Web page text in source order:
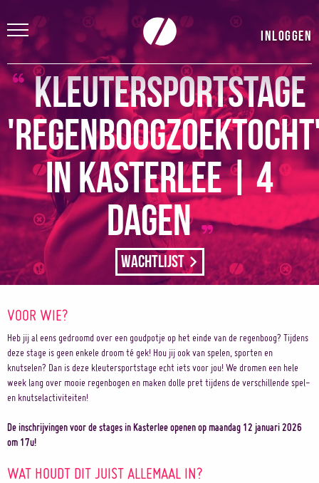
Inloggen
Kleutersportstage
in Kasterlee | 4
dagen
Wachtlijst
VOOR WIE?
Heb jij al eens gedroomd over een goudpotje op het einde van de regenboog? Tijdens
deze stage is geen enkele droom té gek! Hou jij ook van spelen, sporten en
knutselen? Dan is deze kleutersportstage echt iets voor jou! We dromen een hele
week lang over mooie regenbogen en maken dolle pret tijdens de verschillende spel-
en knutselactiviteiten!
De inschrijvingen voor de stages in Kasterlee openen op maandag 12 januari 2026
om 17u!
WAT HOUDT DIT JUIST ALLEMAAL IN?